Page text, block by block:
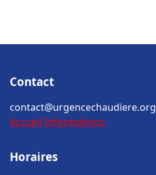
Contact
contact@urgencechaudiere.org
Accueil Informations
Horaires